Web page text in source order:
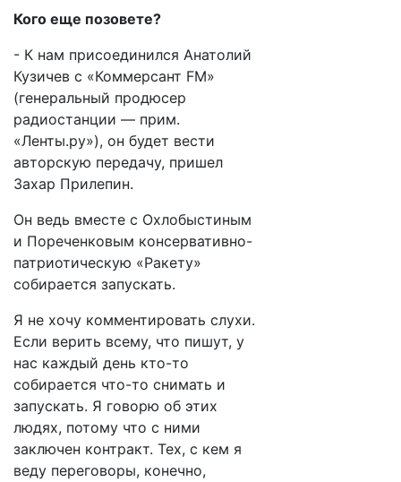
Кого еще позовете?
- К нам присоединился Анатолий
Кузичев с «Коммерсант FM»
(генеральный продюсер
радиостанции — прим.
«Ленты.ру»), он будет вести
авторскую передачу, пришел
Захар Прилепин.
Он ведь вместе с Охлобыстиным
и Пореченковым консервативно-
патриотическую «Ракету»
собирается запускать.
Я не хочу комментировать слухи.
Если верить всему, что пишут, у
нас каждый день кто-то
собирается что-то снимать и
запускать. Я говорю об этих
людях, потому что с ними
заключен контракт. Тех, с кем я
веду переговоры, конечно,